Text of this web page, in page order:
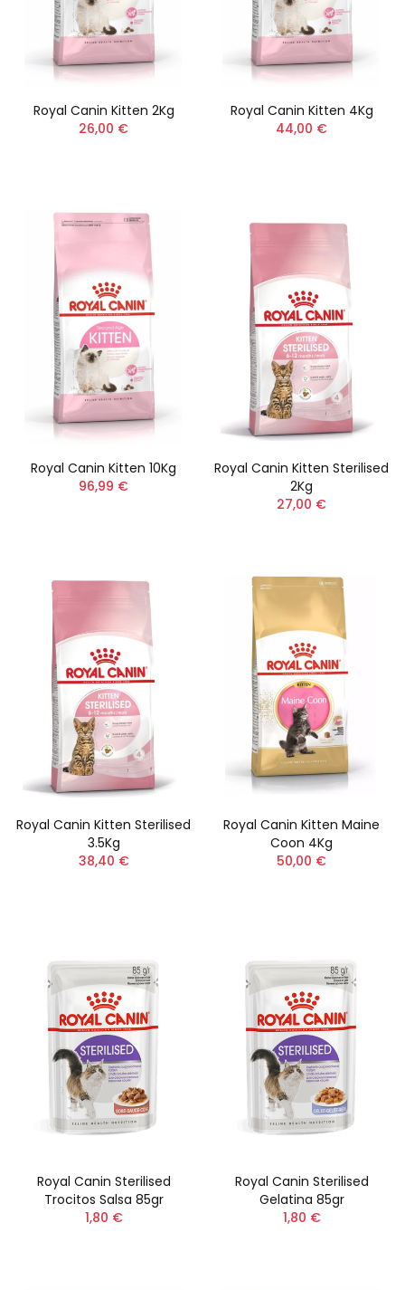
Royal Canin Kitten 2Kg
26,00 €
Royal Canin Kitten 4Kg
44,00 €
Royal Canin Kitten 10Kg
96,99 €
Royal Canin Kitten Sterilised
2Kg
27,00 €
Royal Canin Kitten Sterilised
3.5Kg
38,40 €
Royal Canin Kitten Maine
Coon 4Kg
50,00 €
Royal Canin Sterilised
Trocitos Salsa 85gr
1,80 €
Royal Canin Sterilised
Gelatina 85gr
1,80 €